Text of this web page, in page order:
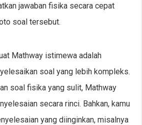
jawaban fisika secara cepat
soal tersebut.
Mathway istimewa adalah
soal yang lebih kompleks.
soal fisika yang sulit, Mathway
secara rinci. Bahkan, kamu
yang diinginkan, misalnya